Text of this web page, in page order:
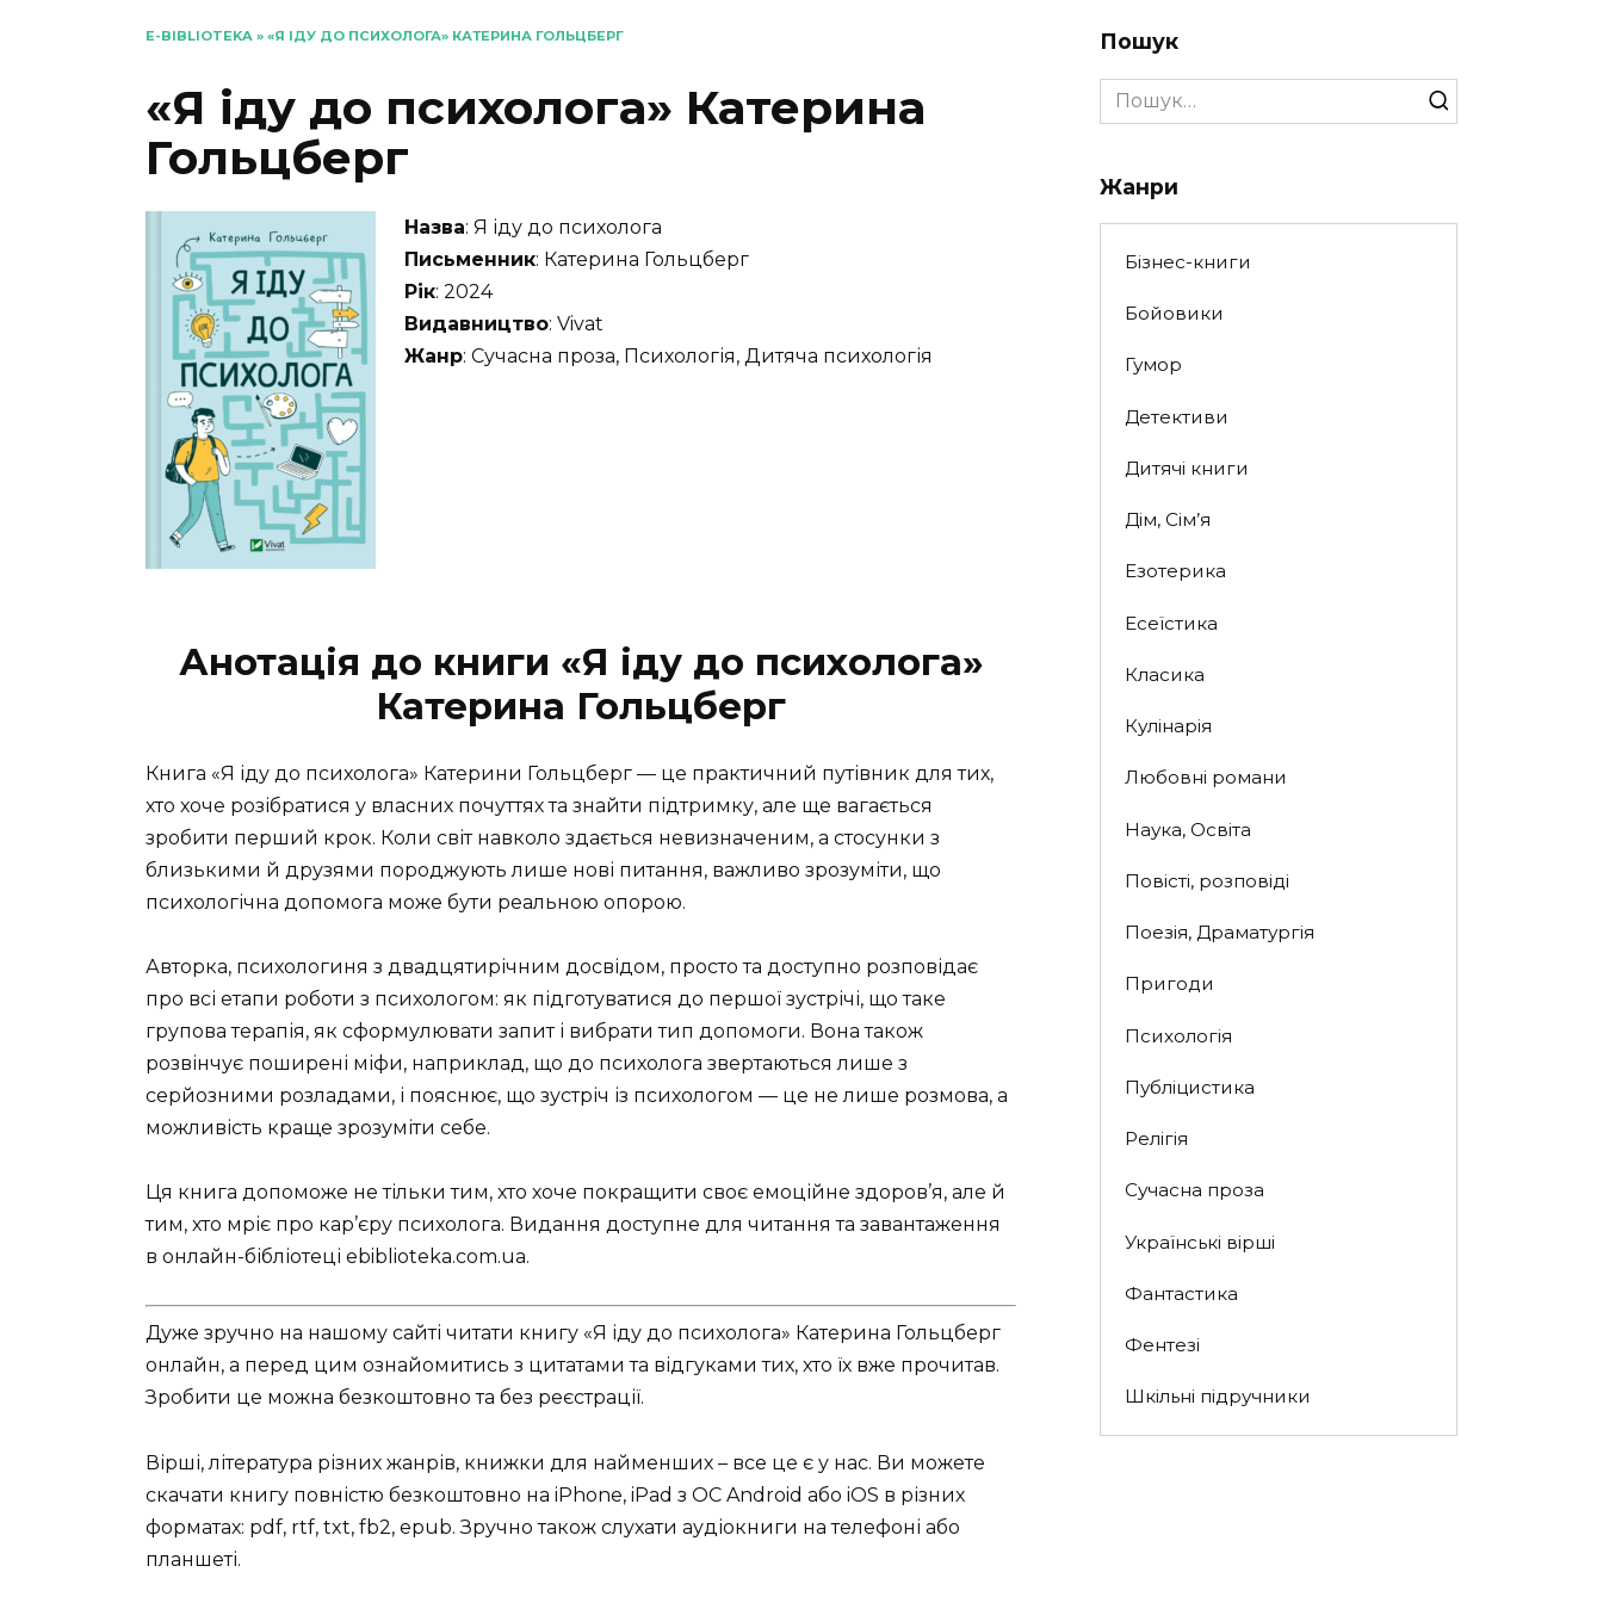
E-BIBLIOTEKA » «Я ІДУ ДО ПСИХОЛОГА» КАТЕРИНА ГОЛЬЦБЕРГ
«Я іду до психолога» Катерина
Гольцберг
Назва: Я іду до психолога
Письменник: Катерина Гольцберг
Рік: 2024
Видавництво: Vivat
Жанр: Сучасна проза, Психологія, Дитяча психологія
Анотація до книги «Я іду до психолога»
Катерина Гольцберг
Книга «Я іду до психолога» Катерини Гольцберг — це практичний путівник для тих,
хто хоче розібратися у власних почуттях та знайти підтримку, але ще вагається
зробити перший крок. Коли світ навколо здається невизначеним, а стосунки з
близькими й друзями породжують лише нові питання, важливо зрозуміти, що
психологічна допомога може бути реальною опорою.
Авторка, психологиня з двадцятирічним досвідом, просто та доступно розповідає
про всі етапи роботи з психологом: як підготуватися до першої зустрічі, що таке
групова терапія, як сформулювати запит і вибрати тип допомоги. Вона також
розвінчує поширені міфи, наприклад, що до психолога звертаються лише з
серйозними розладами, і пояснює, що зустріч із психологом — це не лише розмова, а
можливість краще зрозуміти себе.
Ця книга допоможе не тільки тим, хто хоче покращити своє емоційне здоров’я, але й
тим, хто мріє про кар’єру психолога. Видання доступне для читання та завантаження
в онлайн-бібліотеці ebiblioteka.com.ua.
Дуже зручно на нашому сайті читати книгу «Я іду до психолога» Катерина Гольцберг
онлайн, а перед цим ознайомитись з цитатами та відгуками тих, хто їх вже прочитав.
Зробити це можна безкоштовно та без реєстрації.
Вірші, література різних жанрів, книжки для найменших – все це є у нас. Ви можете
скачати книгу повністю безкоштовно на iPhone, iPad з ОС Android або iOS в різних
форматах: pdf, rtf, txt, fb2, epub. Зручно також слухати аудіокниги на телефоні або
планшеті.
Пошук
Search
for:
Жанри
Бізнес-книги
Бойовики
Гумор
Детективи
Дитячі книги
Дім, Сім’я
Езотерика
Есеїстика
Класика
Кулінарія
Любовні романи
Наука, Освіта
Повісті, розповіді
Поезія, Драматургія
Пригоди
Психологія
Публіцистика
Релігія
Сучасна проза
Українські вірші
Фантастика
Фентезі
Шкільні підручники